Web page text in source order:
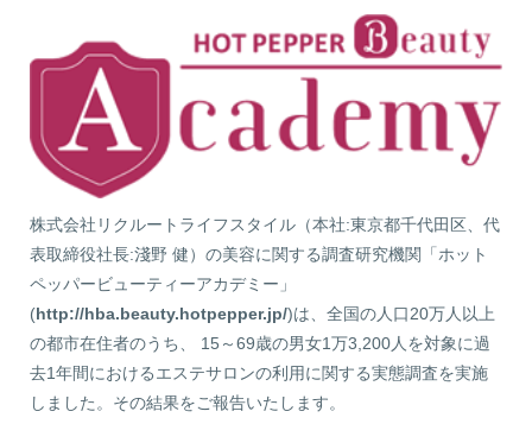
IR(投資家情報)
ニュース
お問い合わせ
株式会社リクルートライフスタイル（本社:東京都千代田区、代
表取締役社長:淺野 健）の美容に関する調査研究機関「ホット
ペッパービューティーアカデミー」
(http://hba.beauty.hotpepper.jp/)は、全国の人口20万人以上
の都市在住者のうち、 15～69歳の男女1万3,200人を対象に過
去1年間におけるエステサロンの利用に関する実態調査を実施
しました。その結果をご報告いたします。